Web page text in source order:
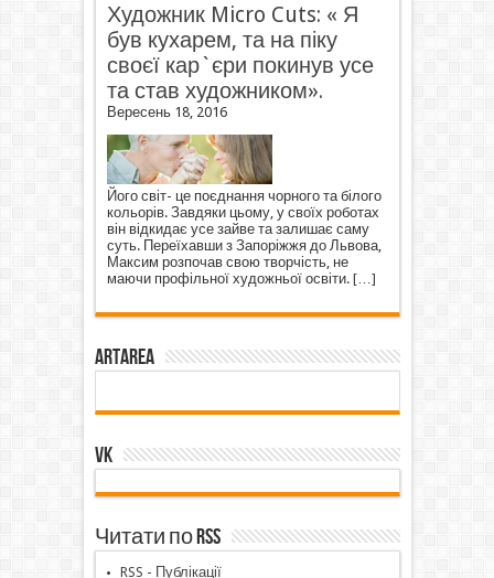
Художник Micro Cuts: « Я
був кухарем, та на піку
своєї кар`єри покинув усе
та став художником».
Вересень 18, 2016
Його світ- це поєднання чорного та білого
кольорів. Завдяки цьому, у своїх роботах
він відкидає усе зайве та залишає саму
суть. Переїхавши з Запоріжжя до Львова,
Максим розпочав свою творчість, не
маючи профільної художньої освіти. […]
ArtArea
VK
Читати по RSS
RSS - Публікації